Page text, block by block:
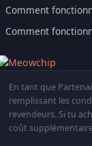
Comment
Comment
En tant que
remplissant les
revendeurs. Si tu
coût